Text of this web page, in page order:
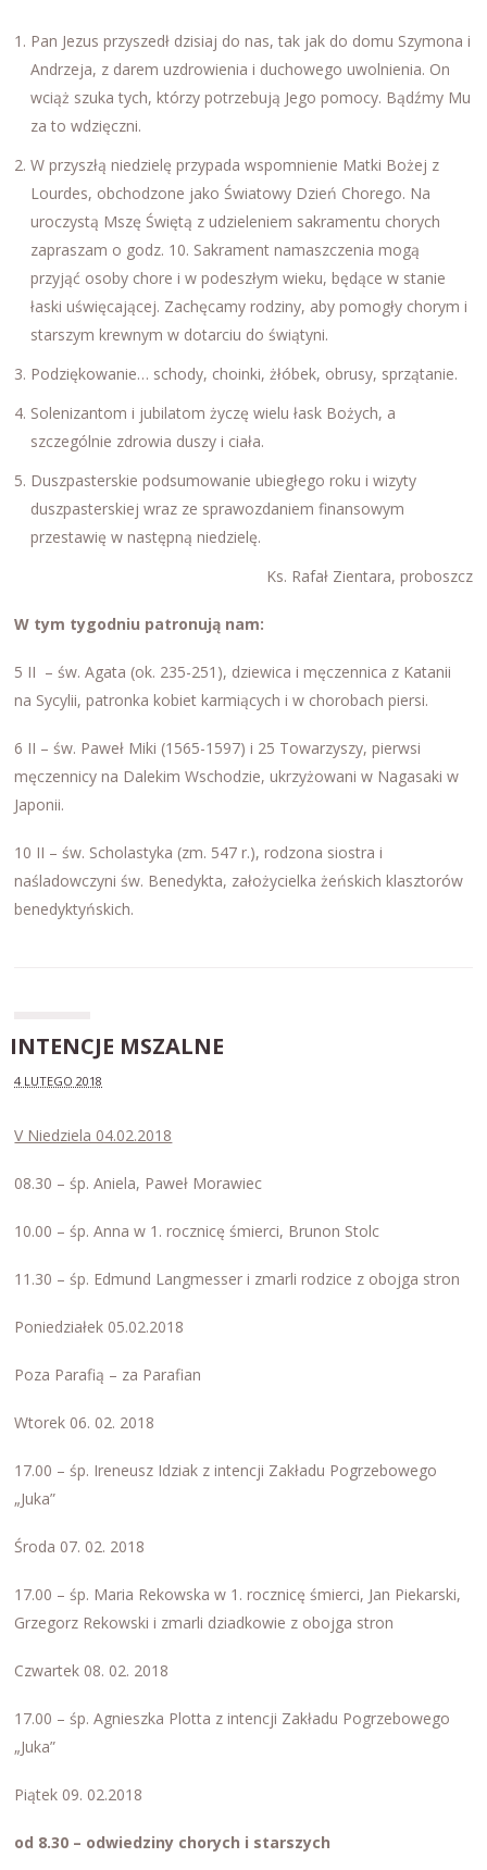
Pan Jezus przyszedł dzisiaj do nas, tak jak do domu Szymona i
Andrzeja, z darem uzdrowienia i duchowego uwolnienia. On
wciąż szuka tych, którzy potrzebują Jego pomocy. Bądźmy Mu
za to wdzięczni.
W przyszłą niedzielę przypada wspomnienie Matki Bożej z
Lourdes, obchodzone jako Światowy Dzień Chorego. Na
uroczystą Mszę Świętą z udzieleniem sakramentu chorych
zapraszam o godz. 10. Sakrament namaszczenia mogą
przyjąć osoby chore i w podeszłym wieku, będące w stanie
łaski uświęcającej. Zachęcamy rodziny, aby pomogły chorym i
starszym krewnym w dotarciu do świątyni.
Podziękowanie… schody, choinki, żłóbek, obrusy, sprzątanie.
Solenizantom i jubilatom życzę wielu łask Bożych, a
szczególnie zdrowia duszy i ciała.
Duszpasterskie podsumowanie ubiegłego roku i wizyty
duszpasterskiej wraz ze sprawozdaniem finansowym
przestawię w następną niedzielę.
Ks. Rafał Zientara, proboszcz
W tym tygodniu patronują nam:
5 II – św. Agata (ok. 235-251), dziewica i męczennica z Katanii
na Sycylii, patronka kobiet karmiących i w chorobach piersi.
6 II – św. Paweł Miki (1565-1597) i 25 Towarzyszy, pierwsi
męczennicy na Dalekim Wschodzie, ukrzyżowani w Nagasaki w
Japonii.
10 II – św. Scholastyka (zm. 547 r.), rodzona siostra i
naśladowczyni św. Benedykta, założycielka żeńskich klasztorów
benedyktyńskich.
INTENCJE MSZALNE
4 LUTEGO 2018
V Niedziela 04.02.2018
08.30 – śp. Aniela, Paweł Morawiec
10.00 – śp. Anna w 1. rocznicę śmierci, Brunon Stolc
11.30 – śp. Edmund Langmesser i zmarli rodzice z obojga stron
Poniedziałek 05.02.2018
Poza Parafią – za Parafian
Wtorek 06. 02. 2018
17.00 – śp. Ireneusz Idziak z intencji Zakładu Pogrzebowego
„Juka”
Środa 07. 02. 2018
17.00 – śp. Maria Rekowska w 1. rocznicę śmierci, Jan Piekarski,
Grzegorz Rekowski i zmarli dziadkowie z obojga stron
Czwartek 08. 02. 2018
17.00 – śp. Agnieszka Plotta z intencji Zakładu Pogrzebowego
„Juka”
Piątek 09. 02.2018
od 8.30 – odwiedziny chorych i starszych